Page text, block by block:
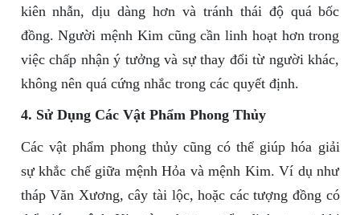
kiên nhẫn, dịu dàng hơn và tránh thái độ quá bốc
đồng. Người mệnh Kim cũng cần linh hoạt hơn trong
việc chấp nhận ý tưởng và sự thay đổi từ người khác,
không nên quá cứng nhắc trong các quyết định.
4. Sử Dụng Các Vật Phẩm Phong Thủy
Các vật phẩm phong thủy cũng có thể giúp hóa giải
sự khắc chế giữa mệnh Hỏa và mệnh Kim. Ví dụ như
tháp Văn Xương, cây tài lộc, hoặc các tượng đồng có